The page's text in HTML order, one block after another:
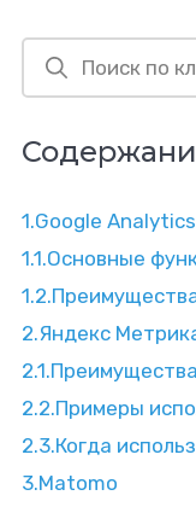
1.Google Analytics
1.1.Основные
1.2.
2.Яндекс
2.1.
2.2.Примеры
2.3.Когда
3.Matomo